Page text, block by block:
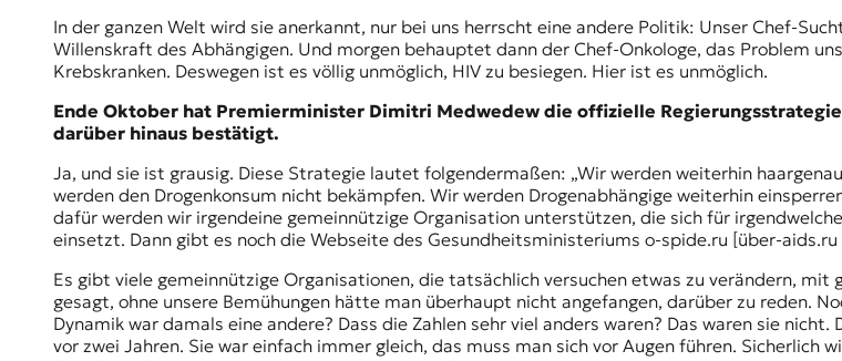
In der ganzen Welt wird sie anerkannt, nur bei uns herrscht eine andere Politik: Unser Chef-
Willenskraft des Abhängigen. Und morgen behauptet dann der Chef-Onkologe, das Problem
Krebskranken. Deswegen ist es völlig unmöglich, HIV zu besiegen. Hier ist es unmöglich.
Ende Oktober hat Premierminister Dimitri Medwedew die offizielle Regierungsstrategie
darüber hinaus bestätigt.
Ja, und sie ist grausig. Diese Strategie lautet folgendermaßen: „Wir werden weiterhin
werden den Drogenkonsum nicht bekämpfen. Wir werden Drogenabhängige weiterhin
dafür werden wir irgendeine gemeinnützige Organisation unterstützen, die sich für
einsetzt. Dann gibt es noch die Webseite des Gesundheitsministeriums o-spide.ru [über-aids.ru
Es gibt viele gemeinnützige Organisationen, die tatsächlich versuchen etwas zu verändern,
gesagt, ohne unsere Bemühungen hätte man überhaupt nicht angefangen, darüber zu reden.
Dynamik war damals eine andere? Dass die Zahlen sehr viel anders waren? Das waren sie
vor zwei Jahren. Sie war einfach immer gleich, das muss man sich vor Augen führen.